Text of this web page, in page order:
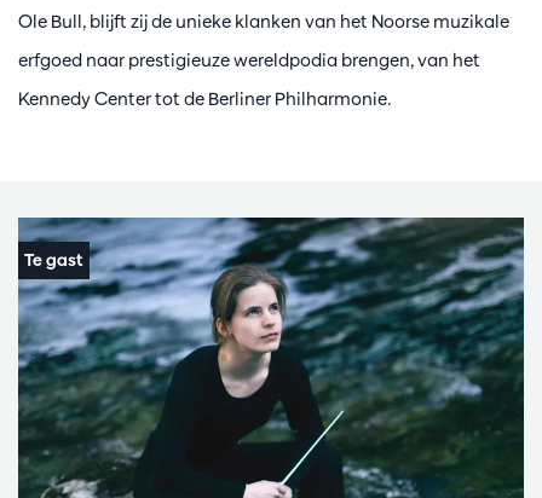
Ole Bull, blijft zij de unieke klanken van het Noorse muzikale
erfgoed naar prestigieuze wereldpodia brengen, van het
Kennedy Center tot de Berliner Philharmonie.